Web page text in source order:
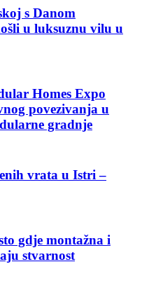
s Danom
u luksuznu vilu u
Homes Expo
povezivanja u
gradnje
vrata u Istri –
gdje montažna i
stvarnost